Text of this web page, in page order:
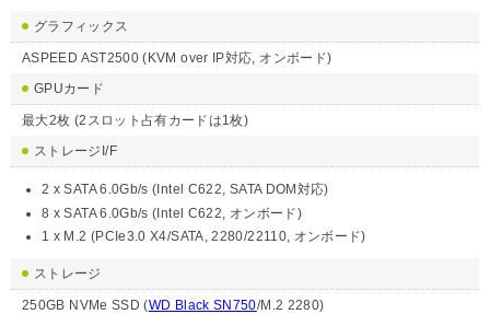
グラフィックス
ASPEED AST2500 (KVM over IP対応, オンボード)
GPUカード
最大2枚 (2スロット占有カードは1枚)
ストレージI/F
2 x SATA 6.0Gb/s (Intel C622, SATA DOM対応)
8 x SATA 6.0Gb/s (Intel C622, オンボード)
1 x M.2 (PCIe3.0 X4/SATA, 2280/22110, オンボード)
ストレージ
250GB NVMe SSD (WD Black SN750/M.2 2280)